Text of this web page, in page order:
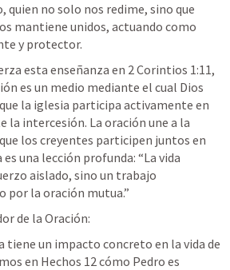
quien no solo nos redime, sino que
mantiene unidos, actuando como
y protector.
esta enseñanza en 2 Corintios 1:11,
es un medio mediante el cual Dios
la iglesia participa activamente en
intercesión. La oración une a la
los creyentes participen juntos en
es una lección profunda: “La vida
aislado, sino un trabajo
por la oración mutua.”
de la Oración:
tiene un impacto concreto en la vida de
en Hechos 12 cómo Pedro es